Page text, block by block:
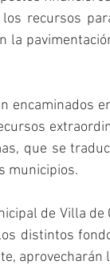
recursos
la
encaminados
que se
municipios.
de Villa
distintos